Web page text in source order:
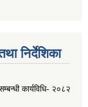
निर्देशिका
कार्यविधि- २०८२